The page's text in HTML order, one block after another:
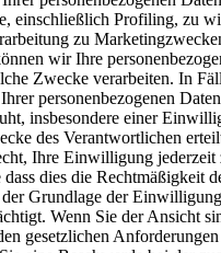
einschließlich Profiling, zu
zu
wir Ihre
Zwecke verarbeiten. In
personenbezogenen
insbesondere einer
des Verantwortlichen
Ihre Einwilligung jederzeit
dies die Rechtmäßigkeit
Grundlage der
Wenn Sie der Ansicht
gesetzlichen